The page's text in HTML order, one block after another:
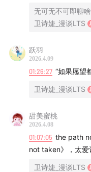
结，令许多普通人也
但有关田渊栋的思考
—— 他曾任职的Meta
度学习三巨头之一的
是一个倡导自由学术
行业有怎样的突破？
这期访谈中，我们聊
无可无不可即聊
卫诗婕_漫谈LTS
跃羽
2026.4.09
01:26:27 “如果愿望
卫诗婕_漫谈LTS
甜美蜜桃
2026.4.08
01:07:05 the path
not taken》，太爱
卫诗婕_漫谈LTS